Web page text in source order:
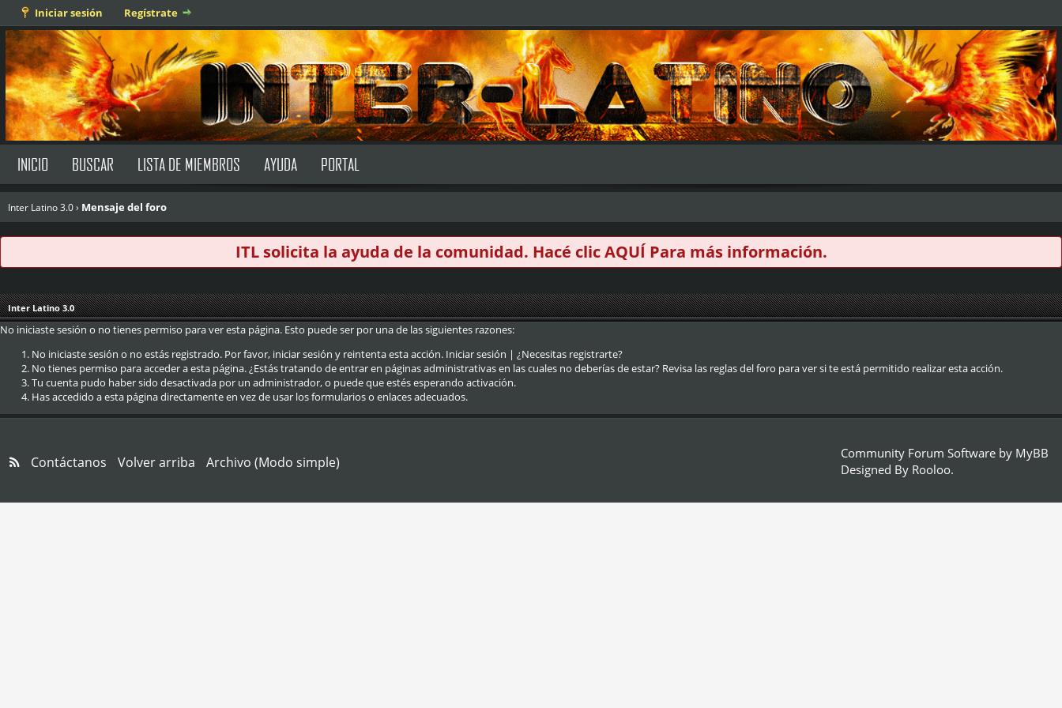
Iniciar sesión Regístrate
INICIO BUSCAR LISTA DE MIEMBROS AYUDA PORTAL
Inter Latino 3.0› Mensaje del foro
ITL solicita la ayuda de la comunidad. Hacé clicAQUÍ Para más información.
Inter Latino 3.0
No iniciaste sesión o no tienes permiso para ver esta página. Esto puede ser por una de las siguientes razones:
No iniciaste sesión o no estás registrado. Por favor, iniciar sesión y reintenta esta acción. Iniciar sesión | ¿Necesitas registrarte?
No tienes permiso para acceder a esta página. ¿Estás tratando de entrar en páginas administrativas en las cuales no deberías de estar? Revisa las reglas del foro para ver si te está permitido realizar esta acción.
Tu cuenta pudo haber sido desactivada por un administrador, o puede que estés esperando activación.
Has accedido a esta página directamente en vez de usar los formularios o enlaces adecuados.
Contáctanos Volver arriba Archivo (Modo simple)
Community Forum Software by MyBB
Designed By Rooloo.